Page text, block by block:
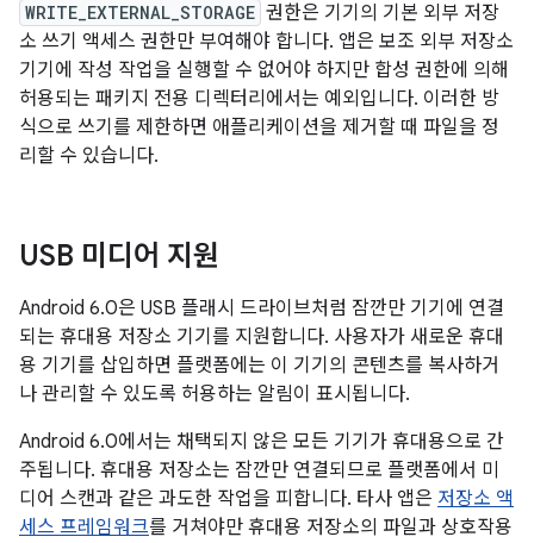
WRITE_EXTERNAL_STORAGE 권한은 기기의 기본 외부 저장
소 쓰기 액세스 권한만 부여해야 합니다. 앱은 보조 외부 저장소
기기에 작성 작업을 실행할 수 없어야 하지만 합성 권한에 의해
허용되는 패키지 전용 디렉터리에서는 예외입니다. 이러한 방
식으로 쓰기를 제한하면 애플리케이션을 제거할 때 파일을 정
리할 수 있습니다.
USB 미디어 지원
Android 6.0은 USB 플래시 드라이브처럼 잠깐만 기기에 연결
되는 휴대용 저장소 기기를 지원합니다. 사용자가 새로운 휴대
용 기기를 삽입하면 플랫폼에는 이 기기의 콘텐츠를 복사하거
나 관리할 수 있도록 허용하는 알림이 표시됩니다.
Android 6.0에서는 채택되지 않은 모든 기기가 휴대용으로 간
주됩니다. 휴대용 저장소는 잠깐만 연결되므로 플랫폼에서 미
디어 스캔과 같은 과도한 작업을 피합니다. 타사 앱은 저장소 액
세스 프레임워크를 거쳐야만 휴대용 저장소의 파일과 상호작용